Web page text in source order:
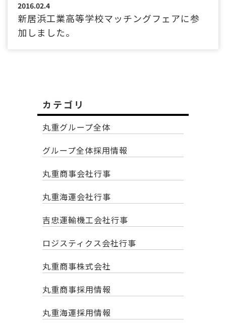
2016.02.4
新居浜工業高等学校マッチングフェアに参
加しました。
カテゴリ
丸重グループ全体
グループ全体採用情報
丸重商事会社行事
丸重海運会社行事
吉忠運輸機工会社行事
ロジスティクス会社行事
丸重商事株式会社
丸重商事採用情報
丸重海運採用情報